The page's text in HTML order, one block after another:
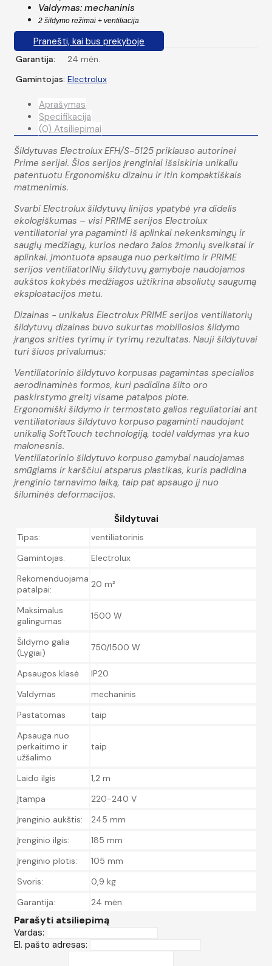
Valdymas: mechaninis
2 šildymo režimai + ventiliacija
Pranešti, kai bus prekyboje
Garantija:
24 mėn.
Gamintojas: Electrolux
Aprašymas
Specifikacija
(0) Atsiliepimai
Šildytuvas Electrolux EFH/S-5125 priklauso autorinei
Prime serijai. Šios serijos įrenginiai išsiskiria unikaliu
patentuotu Ergonomišku dizainu ir itin kompaktiškais
matmenimis.
Svarbi Electrolux šildytuvų linijos ypatybė yra didelis
ekologiškumas – visi PRIME serijos Electrolux
ventiliatoriai yra pagaminti iš aplinkai nekenksmingų ir
saugių medžiagų, kurios nedaro žalos žmonių sveikatai ir
aplinkai. Įmontuota apsauga nuo perkaitimo ir PRIME
serijos ventiliatorINių šildytuvų gamyboje naudojamos
aukštos kokybės medžiagos užtikrina absoliutų saugumą
eksploatacijos metu.
Dizainas - unikalus Electrolux PRIME serijos ventiliatorių
šildytuvų dizainas buvo sukurtas mobiliosios šildymo
įrangos srities tyrimų ir tyrimų rezultatas. Nauji šildytuvai
turi šiuos privalumus:
Ventiliatorinio šildytuvo korpusas pagamintas specialios
aerodinaminės formos, kuri padidina šilto oro
paskirstymo greitį visame patalpos plote.
Ergonomiški šildymo ir termostato galios reguliatoriai ant
ventiliatoriaus šildytuvo korpuso pagaminti naudojant
unikalią SoftTouch technologiją, todėl valdymas yra kuo
malonesnis.
Ventiliatorinio šildytuvo korpuso gamybai naudojamas
smūgiams ir karščiui atsparus plastikas, kuris padidina
įrenginio tarnavimo laiką, taip pat apsaugo jį nuo
šiluminės deformacijos.
Šildytuvai
Tipas:
ventiliatorinis
Gamintojas:
Electrolux
Rekomenduojama
patalpai:
20 m²
Maksimalus
galingumas
1500 W
Šildymo galia
(Lygiai)
750/1500 W
Apsaugos klasė
IP20
Valdymas
mechaninis
Pastatomas
taip
Apsauga nuo
perkaitimo ir
užšalimo
taip
Laido ilgis
1,2 m
Įtampa
220-240 V
Įrenginio aukštis:
245 mm
Įrenginio ilgis:
185 mm
Įrenginio plotis:
105 mm
Svoris:
0,9 kg
Garantija:
24 mėn
Parašyti atsiliepimą
Vardas:
El. pašto adresas: